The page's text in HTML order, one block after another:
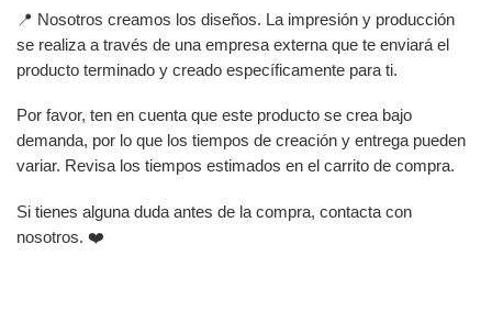
📍 Nosotros creamos los diseños. La impresión y producción
se realiza a través de una empresa externa que te enviará el
producto terminado y creado específicamente para ti.
Por favor, ten en cuenta que este producto se crea bajo
demanda, por lo que los tiempos de creación y entrega pueden
variar. Revisa los tiempos estimados en el carrito de compra.
Si tienes alguna duda antes de la compra, contacta con
nosotros. ❤️